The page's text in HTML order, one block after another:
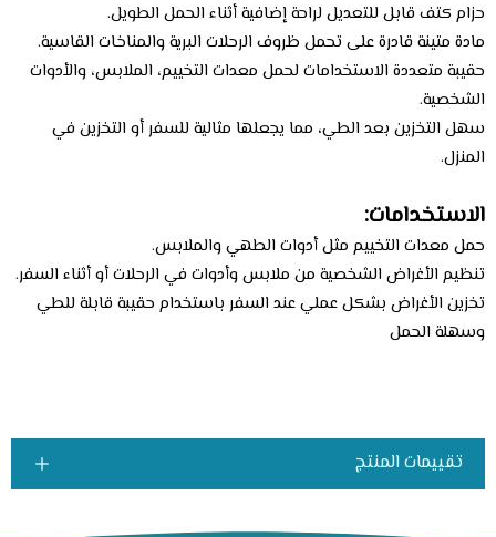
حزام كتف قابل للتعديل لراحة إضافية أثناء الحمل الطويل.
مادة متينة قادرة على تحمل ظروف الرحلات البرية والمناخات القاسية.
حقيبة متعددة الاستخدامات لحمل معدات التخييم، الملابس، والأدوات
الشخصية.
سهل التخزين بعد الطي، مما يجعلها مثالية للسفر أو التخزين في
المنزل.
الاستخدامات:
حمل معدات التخييم مثل أدوات الطهي والملابس.
تنظيم الأغراض الشخصية من ملابس وأدوات في الرحلات أو أثناء السفر.
تخزين الأغراض بشكل عملي عند السفر باستخدام حقيبة قابلة للطي
وسهلة الحمل
تقييمات المنتج